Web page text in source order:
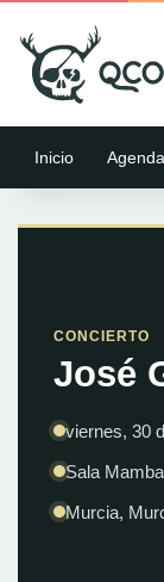
Inicio Agenda
CONCIERTO
José
viernes, 30
Sala
Murcia,